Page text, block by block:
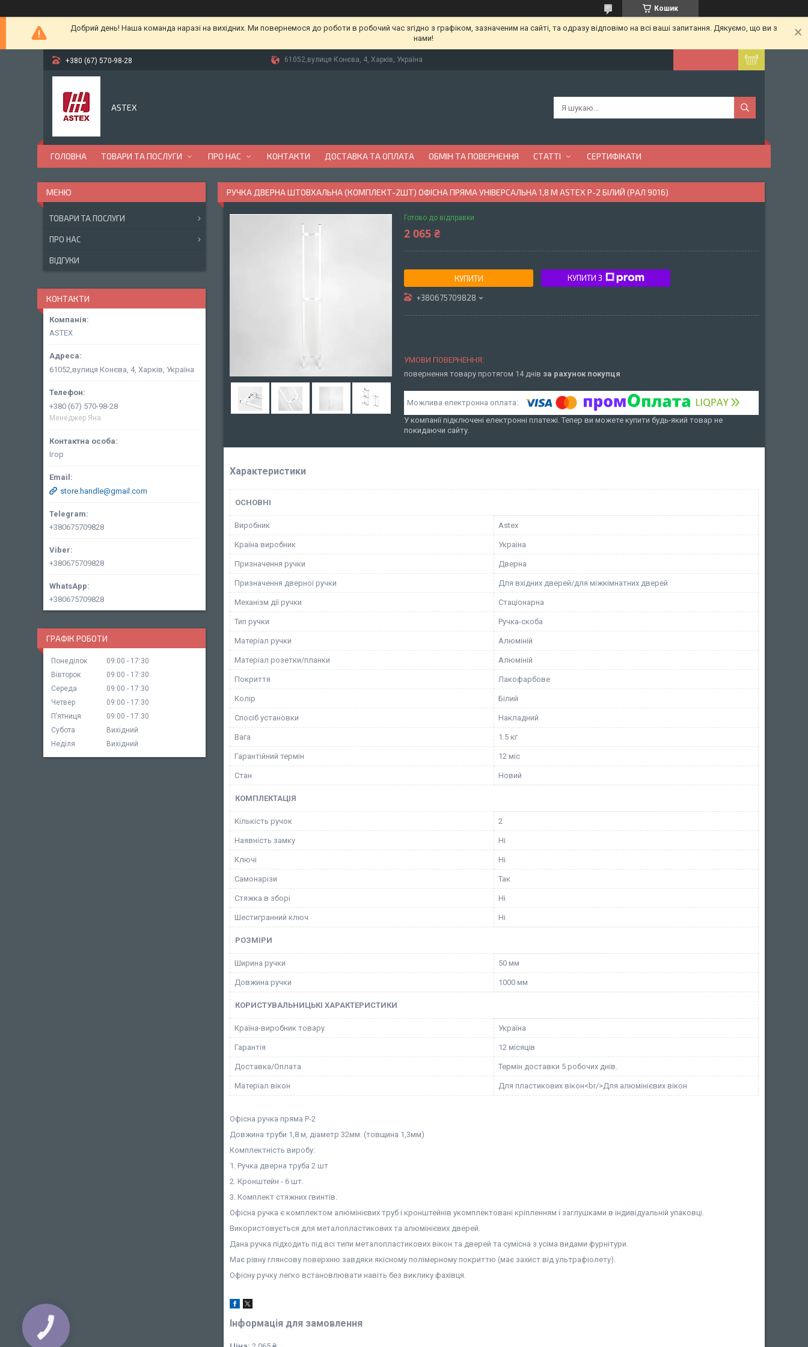
Кошик
Добрий день! Наша команда наразі на вихідних. Ми повернемося до роботи в робочий час згідно з графіком, зазначеним на сайті, та одразу відповімо на всі ваші запитання. Дякуємо, що ви з
нами!
+380 (67) 570-98-28 61052,вулиця Конєва, 4, Харків, Україна
ASTEX
ГОЛОВНА ТОВАРИ ТА ПОСЛУГИ ПРО НАС КОНТАКТИ ДОСТАВКА ТА ОПЛАТА ОБМІН ТА ПОВЕРНЕННЯ СТАТТІ СЕРТИФІКАТИ
РУЧКА ДВЕРНА ШТОВХАЛЬНА (КОМПЛЕКТ-2ШТ) ОФІСНА ПРЯМА УНІВЕРСАЛЬНА 1,8 М ASTEX Р-2 БІЛИЙ (РАЛ 9016)
Готово до відправки
2 065 ₴
КУПИТИ КУПИТИ З
+380675709828
повернення товару протягом 14 днів за рахунок покупця
У компанії підключені електронні платежі. Тепер ви можете купити будь-який товар не
покидаючи сайту.
Характеристики
ОСНОВНІ
Виробник Astex
Країна виробник Україна
Призначення ручки Дверна
Призначення дверної ручки Для вхідних дверей/для міжкімнатних дверей
Механізм дії ручки Стаціонарна
Тип ручки Ручка-скоба
Матеріал ручки Алюміній
Матеріал розетки/планки Алюміній
Покриття Лакофарбове
Колір Білий
Спосіб установки Накладний
Вага 1.5 кг
Гарантійний термін 12 міс
Стан Новий
КОМПЛЕКТАЦІЯ
Кількість ручок 2
Наявність замку Ні
Ключі Ні
Самонарізи Так
Стяжка в зборі Ні
Шестигранний ключ Ні
РОЗМІРИ
Ширина ручки 50 мм
Довжина ручки 1000 мм
КОРИСТУВАЛЬНИЦЬКІ ХАРАКТЕРИСТИКИ
Країна-виробник товару Україна
Гарантія 12 місяців
Доставка/Оплата Термін доставки 5 робочих днів.
Матеріал вікон Для пластикових вікон<br/>Для алюмінієвих вікон
Офісна ручка пряма Р-2
Довжина труби 1,8 м, діаметр 32мм. (товщина 1,3мм)
Комплектність виробу:
1. Ручка дверна труба 2 шт
2. Кронштейн - 6 шт.
3. Комплект стяжних гвинтів.
Офісна ручка є комплектом алюмінієвих труб і кронштейнів укомплектовані кріпленням і заглушками в індивідуальній упаковці.
Використовується для металопластикових та алюмінієвих дверей.
Дана ручка підходить під всі типи металопластикових вікон та дверей та сумісна з усіма видами фурнітури.
Має рівну глянсову поверхню завдяки якісному полімерному покриттю (має захист від ультрафіолету).
Офісну ручку легко встановлювати навіть без виклику фахівця.
Інформація для замовлення
ТОВАРИ ТА ПОСЛУГИ
ПРО НАС
ВІДГУКИ
КОНТАКТИ
ASTEX
61052,вулиця Конєва, 4, Харків, Україна
+380 (67) 570-98-28
Менеджер Яна
Ігор
store.handle@gmail.com
+380675709828
+380675709828
+380675709828
ГРАФІК РОБОТИ
Понеділок 09:00
17:30
Вівторок
09:00
17:30
Середа
09:00
17:30
Четвер
09:00
17:30
Пʼятниця
09:00
17:30
Субота
Вихідний
Неділя
Вихідний
КНОПКА
ЗВ'ЯЗКУ